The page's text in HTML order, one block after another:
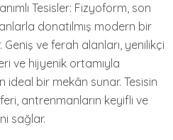
Tesisler: Fizyoform, son
donatılmış modern bir
ve ferah alanları, yenilikçi
ve hijyenik ortamıyla
ideal bir mekân sunar. Tesisin
antrenmanların keyifli ve
sağlar.